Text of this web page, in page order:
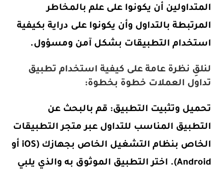
المتداولين أن يكونوا على علم بالمخاطر
المرتبطة بالتداول وأن يكونوا على دراية بكيفية
استخدام التطبيقات بشكل آمن ومسؤول.
لنلقِ نظرة عامة على كيفية استخدام تطبيق
تداول العملات خطوة بخطوة:
تحميل وتثبيت التطبيق: قم بالبحث عن
التطبيق المناسب للتداول عبر متجر التطبيقات
الخاص بنظام التشغيل الخاص بجهازك (iOS أو
Android). اختر التطبيق الموثوق به والذي يلبي